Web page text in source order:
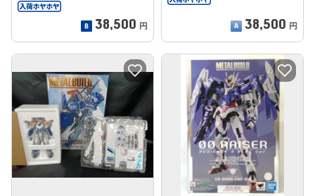
38,500 円 38,500 円